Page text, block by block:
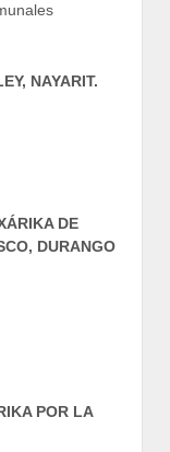
NAYARIT.
DE
DURANGO
POR LA